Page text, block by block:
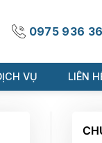
0975 936
VỤ LIÊN